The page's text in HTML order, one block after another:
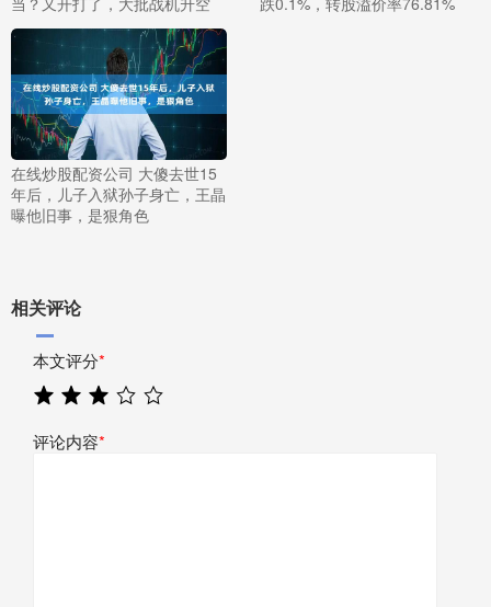
在线炒股配资公司 大傻去世15
年后，儿子入狱孙子身亡，王晶
曝他旧事，是狠角色
相关评论
本文评分*
评论内容*